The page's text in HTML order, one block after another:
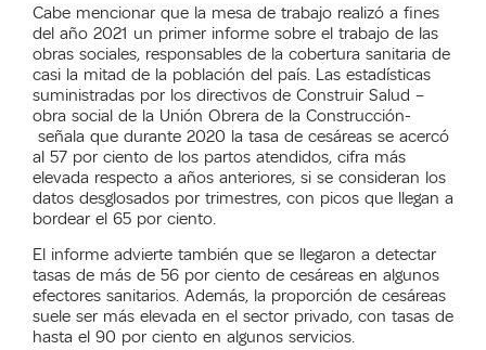
Cabe mencionar que la mesa de trabajo realizó a fines
del año 2021 un primer informe sobre el trabajo de las
obras sociales, responsables de la cobertura sanitaria de
casi la mitad de la población del país. Las estadísticas
suministradas por los directivos de Construir Salud –
obra social de la Unión Obrera de la Construcción-
señala que durante 2020 la tasa de cesáreas se acercó
al 57 por ciento de los partos atendidos, cifra más
elevada respecto a años anteriores, si se consideran los
datos desglosados por trimestres, con picos que llegan a
bordear el 65 por ciento.
El informe advierte también que se llegaron a detectar
tasas de más de 56 por ciento de cesáreas en algunos
efectores sanitarios. Además, la proporción de cesáreas
suele ser más elevada en el sector privado, con tasas de
hasta el 90 por ciento en algunos servicios.